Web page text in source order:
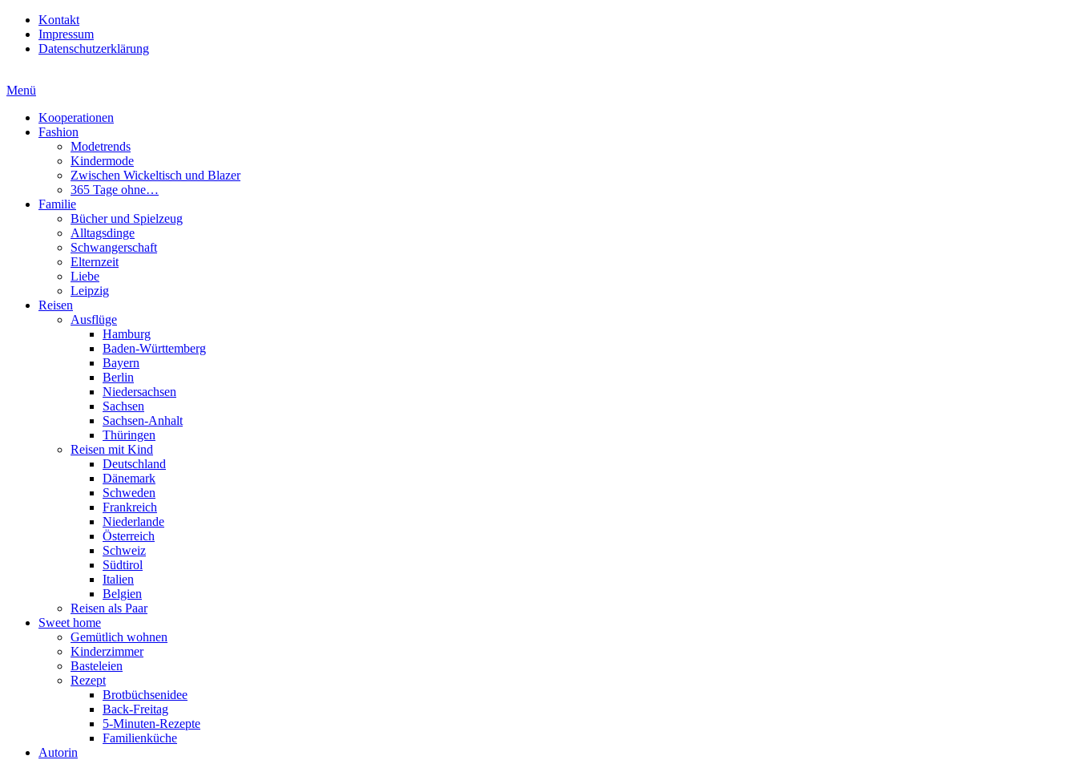
Kontakt
Impressum
Datenschutzerklärung
Menü
Kooperationen
Fashion
Modetrends
Kindermode
Zwischen Wickeltisch und Blazer
365 Tage ohne…
Familie
Bücher und Spielzeug
Alltagsdinge
Schwangerschaft
Elternzeit
Liebe
Leipzig
Reisen
Ausflüge
Hamburg
Baden-Württemberg
Bayern
Berlin
Niedersachsen
Sachsen
Sachsen-Anhalt
Thüringen
Reisen mit Kind
Deutschland
Dänemark
Schweden
Frankreich
Niederlande
Österreich
Schweiz
Südtirol
Italien
Belgien
Reisen als Paar
Sweet home
Gemütlich wohnen
Kinderzimmer
Basteleien
Rezept
Brotbüchsenidee
Back-Freitag
5-Minuten-Rezepte
Familienküche
Autorin